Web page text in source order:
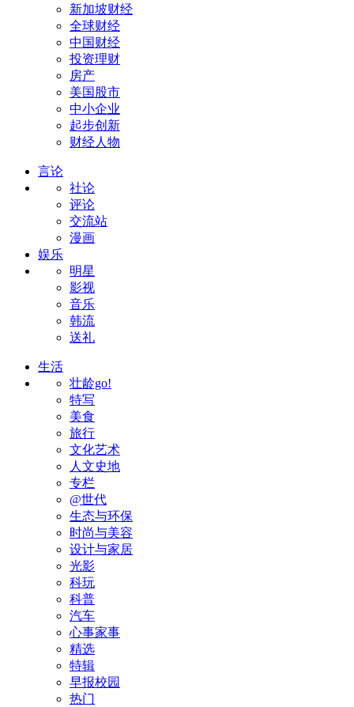
新加坡财经
全球财经
中国财经
投资理财
房产
美国股市
中小企业
起步创新
财经人物
言论
社论
评论
交流站
漫画
娱乐
明星
影视
音乐
韩流
送礼
生活
壮龄go!
特写
美食
旅行
文化艺术
人文史地
专栏
@世代
生态与环保
时尚与美容
设计与家居
光影
科玩
科普
汽车
心事家事
精选
特辑
早报校园
热门